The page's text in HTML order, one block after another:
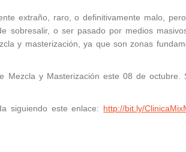
extraño, raro, o definitivamente malo,
sobresalir, o ser pasado por medios
y masterización, ya que son zonas
Mezcla y Masterización este 08 de
siguiendo este enlace: http://bit.ly/